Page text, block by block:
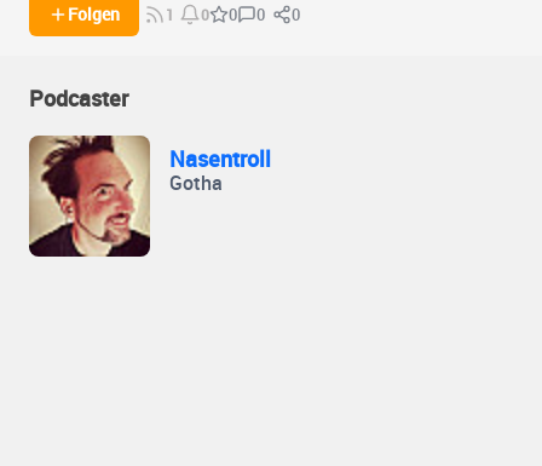
Folgen 1 0 0 0 0
Podcaster
Nasentroll
Gotha